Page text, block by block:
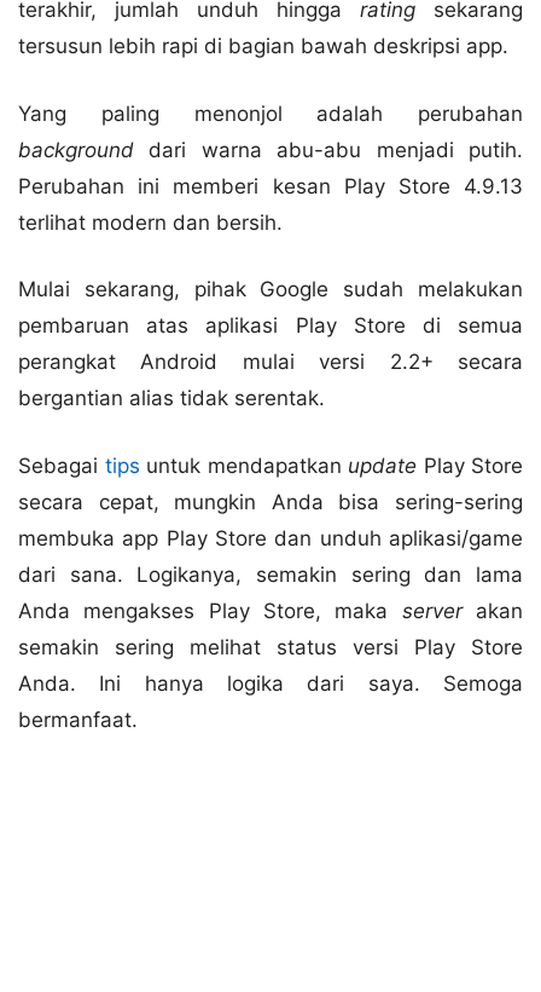
terakhir, jumlah unduh hingga rating sekarang
tersusun lebih rapi di bagian bawah deskripsi app.
Yang paling menonjol adalah perubahan
background dari warna abu-abu menjadi putih.
Perubahan ini memberi kesan Play Store 4.9.13
terlihat modern dan bersih.
Mulai sekarang, pihak Google sudah melakukan
pembaruan atas aplikasi Play Store di semua
perangkat Android mulai versi 2.2+ secara
bergantian alias tidak serentak.
Sebagai tips untuk mendapatkan update Play Store
secara cepat, mungkin Anda bisa sering-sering
membuka app Play Store dan unduh aplikasi/game
dari sana. Logikanya, semakin sering dan lama
Anda mengakses Play Store, maka serverakan
semakin sering melihat status versi Play Store
Anda. Ini hanya logika dari saya. Semoga
bermanfaat.